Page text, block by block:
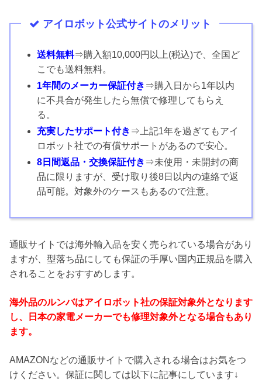
アイロボット公式サイトのメリット
送料無料⇒購入額10,000円以上(税込)で、全国ど
こでも送料無料。
1年間のメーカー保証付き ⇒購入日から1年以内
に不具合が発生したら無償で修理してもらえ
る。
充実したサポート付き ⇒上記1年を過ぎてもアイ
ロボット社での有償サポートがあるので安心。
8日間返品・交換保証付き ⇒未使用・未開封の商
品に限りますが、受け取り後8日以内の連絡で返
品可能。対象外のケースもあるので注意。
通販サイトでは海外輸入品を安く売られている場合があり
ますが、型落ち品にしても保証の手厚い国内正規品を購入
されることをおすすめします。
海外品のルンバはアイロボット社の保証対象外となります
し、日本の家電メーカーでも修理対象外となる場合もあり
ます。
AMAZONなどの通販サイトで購入される場合はお気をつ
けください。保証に関しては以下に記事にしています↓